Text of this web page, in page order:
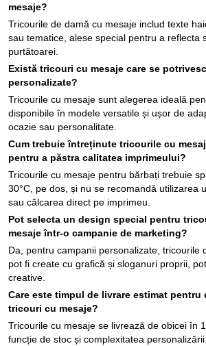
mesaje?
Tricourile de damă cu mesaje includ texte
sau tematice, alese special pentru a reflecta
purtătoarei.
Există tricouri cu mesaje care se
personalizate?
Tricourile cu mesaje sunt alegerea ideală
disponibile în modele versatile și ușor de
ocazie sau personalitate.
Cum trebuie întreținute tricourile cu
pentru a păstra calitatea imprimeului?
Tricourile cu mesaje pentru bărbați trebuie
30°C, pe dos, și nu se recomandă utilizarea
sau călcarea direct pe imprimeu.
Pot selecta un design special pentru
mesaje într-o campanie de marketing?
Da, pentru campanii personalizate, tricourile
pot fi create cu grafică și sloganuri proprii,
creative.
Care este timpul de livrare estimat pentru
tricouri cu mesaje?
Tricourile cu mesaje se livrează de obicei în
funcție de stoc și complexitatea personalizării.